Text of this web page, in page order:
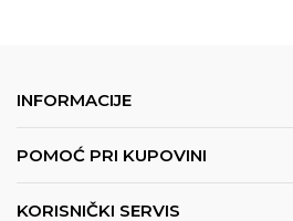
INFORMACIJE
POMOĆ PRI KUPOVINI
KORISNIČKI SERVIS